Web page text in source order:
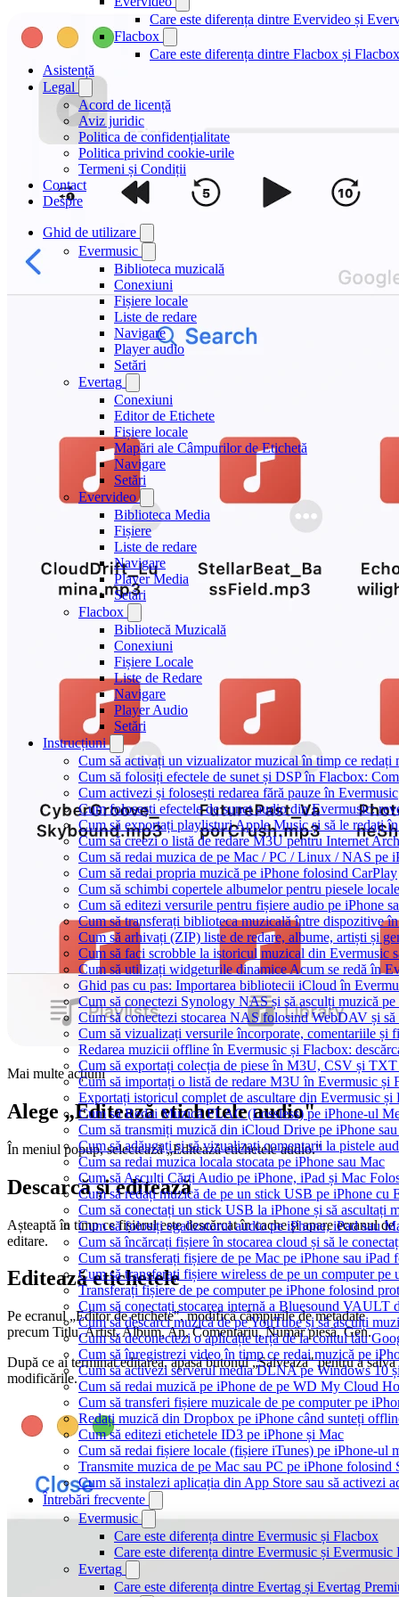
Care este diferența dintre Evervideo și
Flacbox
Care este diferența dintre Flacbox și
Asistență
Legal
Acord de licență
Aviz juridic
Politica de confidențialitate
Politica privind cookie-urile
Termeni și Condiții
Contact
Despre
Ghid de utilizare
Evermusic
Biblioteca muzicală
Conexiuni
Fișiere locale
Liste de redare
Navigare
Player audio
Setări
Evertag
Conexiuni
Editor de Etichete
Fișiere locale
Mapări ale Câmpurilor de Etichetă
Navigare
Setări
Evervideo
Biblioteca Media
Fișiere
Liste de redare
Navigare
Player Media
Setări
Flacbox
Bibliotecă Muzicală
Conexiuni
Fișiere Locale
Liste de Redare
Navigare
Player Audio
Setări
Instrucțiuni
Cum să activați un vizualizator muzical în timp ce redați
Cum să folosiți efectele de sunet și DSP în Flacbox:
Cum activezi și folosești redarea fără pauze în Evermusic
Cum folosești efectele de sunet audio din Evermusic:
Cum să exportați playlisturi Apple Music și să le redați
Cum să creezi o listă de redare M3U pentru Internet
Cum să redai muzica de pe Mac / PC / Linux / NAS
Cum să redai propria muzică pe iPhone folosind CarPlay
Cum să schimbi copertele albumelor pentru piesele
Cum să editezi versurile pentru fișiere audio pe iPhone
Cum să transferați biblioteca muzicală între dispozitive
Cum să arhivați (ZIP) liste de redare, albume, artiști și
Cum să faci scrobble la istoricul muzical din Evermusic
Cum să utilizați widgeturile dinamice Acum se redă în
Ghid pas cu pas: Importarea bibliotecii iCloud în
Cum să conectezi Synology NAS și să asculți muzică
Cum să conectezi stocarea NAS folosind WebDAV și
Cum să vizualizați versurile încorporate, comentariile și
Redarea muzicii offline în Evermusic și Flacbox:
Cum să exportați colecția de piese în M3U, CSV și
Cum să importați o listă de redare M3U în Evermusic și
Exportați istoricul complet de ascultare din Evermusic și
Cum să Redai Muzică FLAC (Lossless) pe iPhone-ul
Cum să transmiți muzică din iCloud Drive pe iPhone
Cum să adăugați și să vizualizați comentarii la pistele
Cum sa redai muzica locala stocata pe iPhone sau Mac
Cum să Asculți Cărți Audio pe iPhone, iPad și Mac
Cum să redați muzică de pe un stick USB pe iPhone cu
Cum să conectați un stick USB la iPhone și să ascultați
Cum să folosiți egalizatorul audio pe iPhone, iPad sau
Cum să încărcați fișiere în stocarea cloud și să le
Cum să transferați fișiere de pe Mac pe iPhone sau iPad
Cum să transferați fișiere wireless de pe un computer
Transferați fișiere de pe computer pe iPhone folosind
Cum să conectați stocarea internă a Bluesound VAULT
Cum să descarci muzică de pe YouTube și să asculți
Cum să deconectezi o aplicație terță de la contul tău
Cum să înregistrezi video în timp ce redai muzică pe
Cum să activezi serverul media DLNA pe Windows 10
Cum să redai muzică pe iPhone de pe WD My Cloud
Cum să transferi fișiere muzicale de pe computer pe
Redați muzică din Dropbox pe iPhone când sunteți
Cum să editezi etichetele ID3 pe iPhone și Mac
Cum să redai fișiere locale (fișiere iTunes) pe iPhone-ul
Transmite muzica de pe Mac sau PC pe iPhone folosind
Cum să instalezi aplicația din App Store sau să activezi
Întrebări frecvente
Evermusic
Care este diferența dintre Evermusic și Flacbox
Care este diferența dintre Evermusic și Evermusic
Evertag
Care este diferența dintre Evertag și Evertag
Mai multe acțiuni
Alege „Editează etichetele audio"
În meniul popup, selectează „Editează etichetele audio."
Descarcă și editează
Așteaptă în timp ce fișierul este descărcat în cache și apare ecranul de
editare.
Editează etichetele
Pe ecranul „Editor de etichete", modifică câmpurile de metadate
precum Titlu, Artist, Album, An, Comentariu, Număr piesă, Gen.
După ce ai terminat editarea, apasă butonul „Salvează" pentru a salva
modificările.